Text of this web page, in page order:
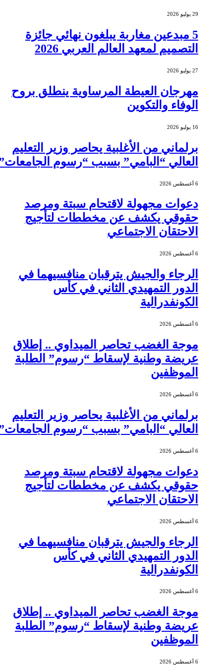
29 يوليو 2026
5 مبدعين مغاربة يبلغون نهائي جائزة
التصميم لمعهد العالم العربي 2026
27 يوليو 2026
مهرجان العيطة المرساوية ينطلق بروح
الوفاء والتكوين
16 يوليو 2026
برلماني من الأغلبية يحاصر وزير التعليم
العالي “البامي” بسبب “رسوم الجامعات”
دعوات مجهولة لاقتحام سبتة ومرصد
حقوقي يكشف عن مخططات لتأجيج
الاحتقان الاجتماعي
الرجاء والجيش يترقبان منافسيهما في
الدور التمهيدي الثاني في كأس
الكونفدرالية
موجة الغضب تحاصر الميداوي .. إطلاق
عريضة وطنية لإسقاط “رسوم” الطلبة
الموظفين
برلماني من الأغلبية يحاصر وزير التعليم
العالي “البامي” بسبب “رسوم الجامعات”
دعوات مجهولة لاقتحام سبتة ومرصد
حقوقي يكشف عن مخططات لتأجيج
الاحتقان الاجتماعي
الرجاء والجيش يترقبان منافسيهما في
الدور التمهيدي الثاني في كأس
الكونفدرالية
موجة الغضب تحاصر الميداوي .. إطلاق
عريضة وطنية لإسقاط “رسوم” الطلبة
الموظفين